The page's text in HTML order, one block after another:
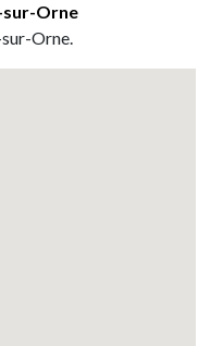
Orne
Orne.